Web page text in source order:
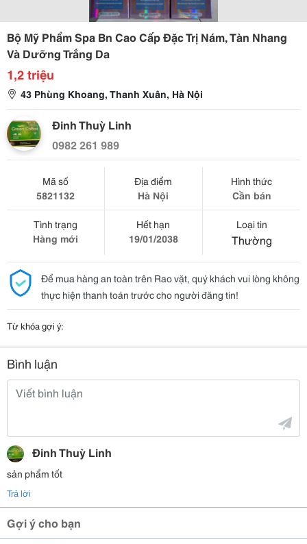
Bộ Mỹ Phẩm Spa Bn Cao Cấp Đặc Trị Nám, Tàn Nhang
Và Dưỡng Trắng Da
1,2 triệu
43 Phùng Khoang, Thanh Xuân, Hà Nội
Đinh Thuỳ Linh
0982 261 989
Mã số
5821132
Địa điểm
Hà Nội
Hình thức
Cần bán
Tình trạng
Hàng mới
Hết hạn
19/01/2038
Loại tin
Thường
Để mua hàng an toàn trên Rao vặt, quý khách vui lòng không
thực hiện thanh toán trước cho người đăng tin!
Từ khóa gợi ý:
Bình luận
Đinh Thuỳ Linh
sản phẩm tốt
Trả lời
Gợi ý cho bạn